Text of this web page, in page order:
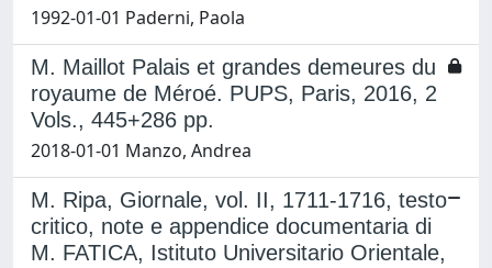
1992-01-01 Paderni, Paola
M. Maillot Palais et grandes demeures du
royaume de Méroé. PUPS, Paris, 2016, 2
Vols., 445+286 pp.
2018-01-01 Manzo, Andrea
M. Ripa, Giornale, vol. II, 1711-1716, testo
critico, note e appendice documentaria di
M. FATICA, Istituto Universitario Orientale,